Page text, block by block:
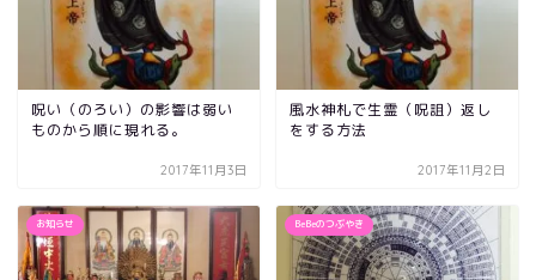
呪い（のろい）の影響は弱い
ものから順に現れる。
2017年11月3日
風水神札で生霊（呪詛）返し
をする方法
2017年11月2日
お知らせ BeBeのつぶやき